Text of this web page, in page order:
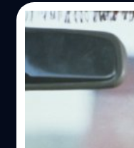
09/04/2024
David Leitch บ้
ให้ Brad Pitt ใน
รถชนรถจนถูกไ
เดวิด ลิตช์ (David
ต์ให้ แบรด พิตต์
รถชนจนถูกไล่ออก